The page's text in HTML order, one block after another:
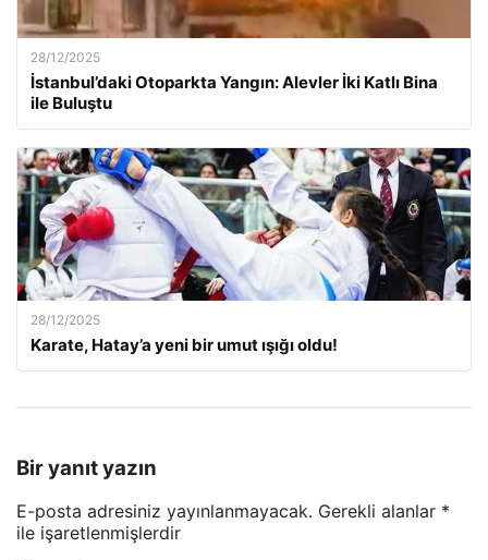
28/12/2025
İstanbul’daki Otoparkta Yangın: Alevler İki Katlı Bina
ile Buluştu
28/12/2025
Karate, Hatay’a yeni bir umut ışığı oldu!
Bir yanıt yazın
E-posta adresiniz yayınlanmayacak. Gerekli alanlar *
ile işaretlenmişlerdir